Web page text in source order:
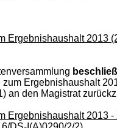
Ergebnishaushalt 2013
Ergebnishaushalt
an den Magistrat
Ergebnishaushalt 2013 -